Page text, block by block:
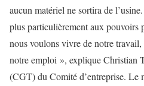
aucun matériel ne sortira de
plus particulièrement aux pouvoirs
nous voulons vivre de notre
notre emploi », explique Christian
(CGT) du Comité d’entreprise. Le